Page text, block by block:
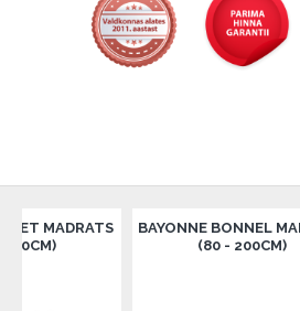
BAYONNE BONNEL MADRATS
(80 - 200CM)